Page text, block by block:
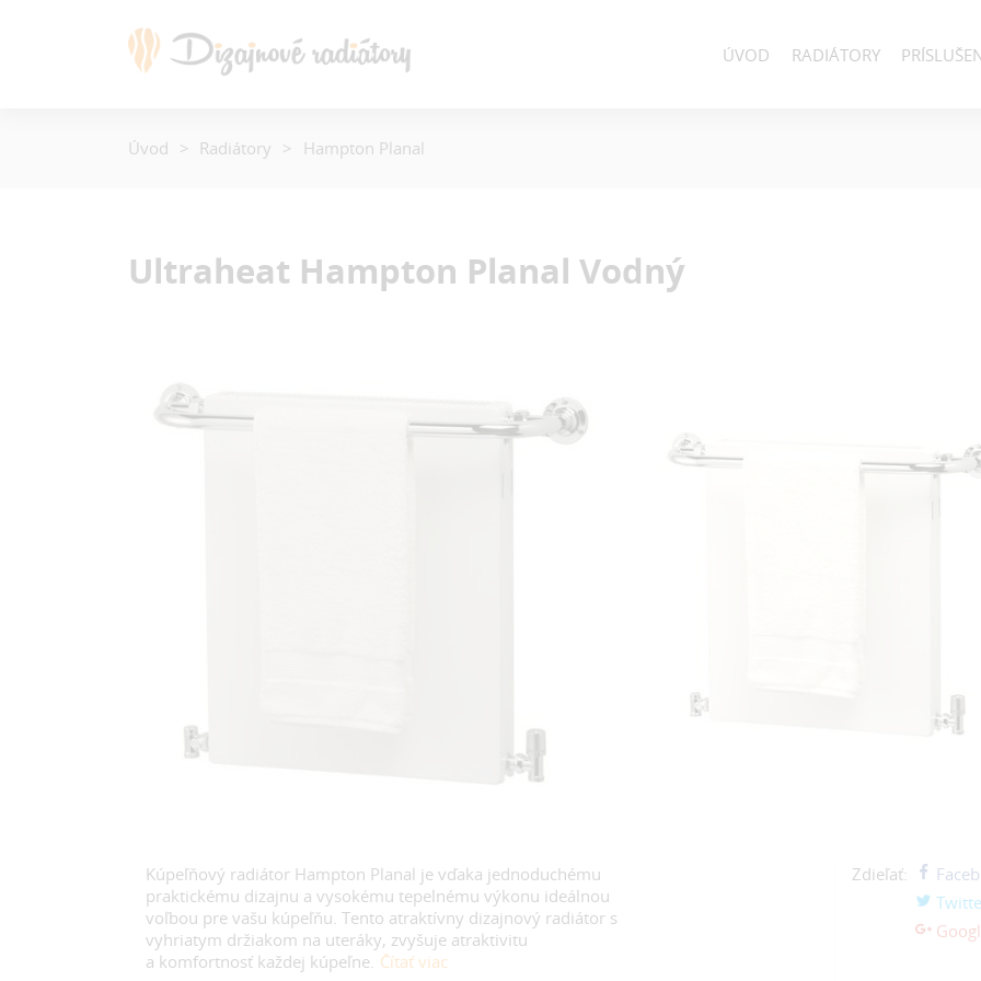
Ultraheat Hampton Planal Vodný
Kúpeľňový radiátor Hampton Planal je vďaka jednoduchému
praktickému dizajnu a vysokému tepelnému výkonu ideálnou
voľbou pre vašu kúpeľňu. Tento atraktívny dizajnový radiátor s
vyhriatym držiakom na uteráky, zvyšuje atraktivitu
a komfortnosť každej kúpeľne. Čítať viac
Zdieľať:
Úvod Radiátory Hampton Planal
ÚVOD RADIÁTORY